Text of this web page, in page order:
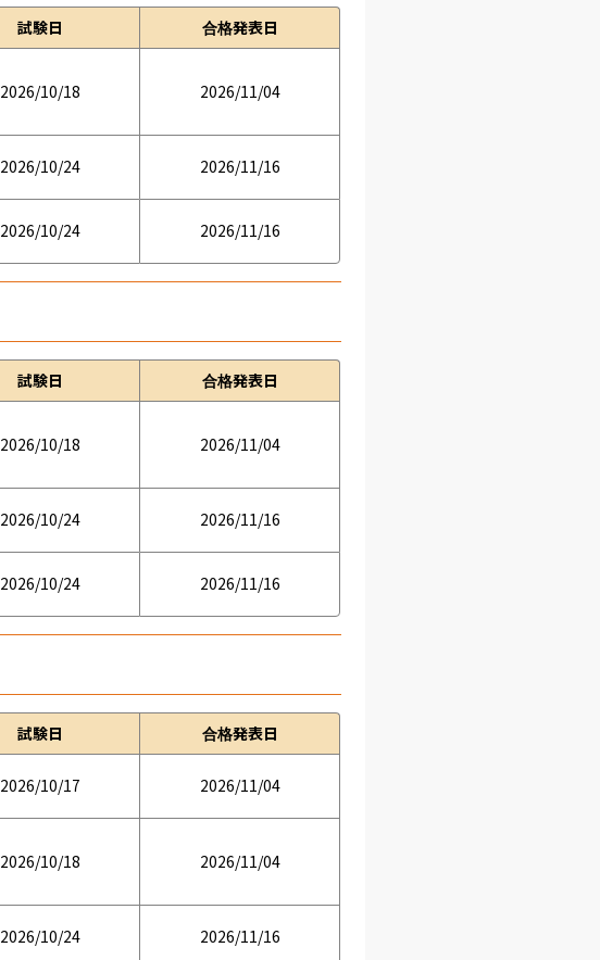
試験日
合格発表日
2026/10/18 2026/11/04
2026/10/24 2026/11/16
2026/10/24 2026/11/16
試験日
合格発表日
2026/10/18 2026/11/04
2026/10/24 2026/11/16
2026/10/24 2026/11/16
試験日
合格発表日
2026/10/17 2026/11/04
2026/10/18 2026/11/04
2026/10/24 2026/11/16